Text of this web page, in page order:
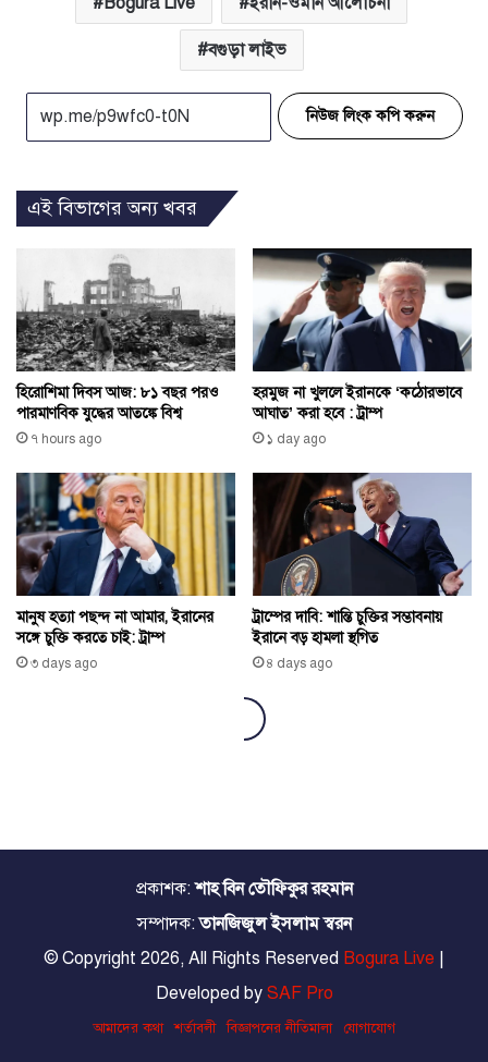
প্রকাশক:শাহ বিন তৌফিকুর রহমান
সম্পাদক:তানজিজুল ইসলাম স্বরন
© Copyright 2026, All Rights Reserved Bogura Live |
Developed by SAF Pro
আমাদের কথা শর্তাবলী বিজ্ঞাপনের নীতিমালা যোগাযোগ